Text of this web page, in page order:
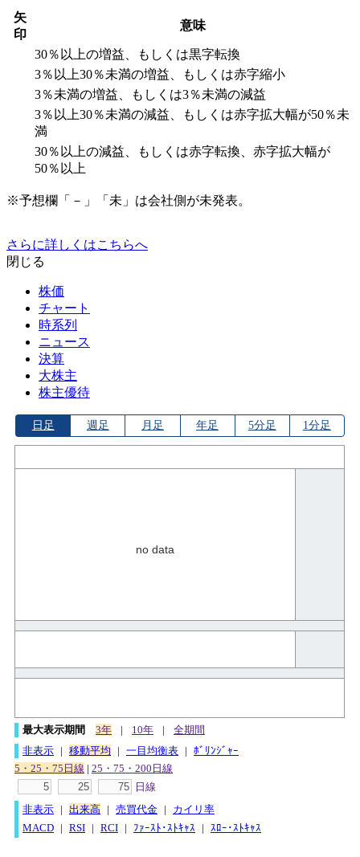
矢
印
意味
30％以上の増益、もしくは黒字転換
3％以上30％未満の増益、もしくは赤字縮小
3％未満の増益、もしくは3％未満の減益
3％以上30％未満の減益、もしくは赤字拡大幅が50％未
満
30％以上の減益、もしくは赤字転換、赤字拡大幅が
50％以上
※予想欄「－」「未」は会社側が未発表。
さらに詳しくはこちらへ
閉じる
株価
チャート
時系列
ニュース
決算
大株主
株主優待
日足 週足 月足 年足 5分足 1分足
no data
最大表示期間 3年 | 10年 |
全期間
非表示 | 移動平均 | 一目均衡表 | ﾎﾞﾘﾝｼﾞｬｰ
5・25・75日線 | 25・75・200日線
日線
非表示 | 出来高 | 売買代金 |
カイリ率
MACD | RSI | RCI | ﾌｧｰｽﾄ･ｽﾄｷｬｽ | ｽﾛｰ･ｽﾄｷｬｽ